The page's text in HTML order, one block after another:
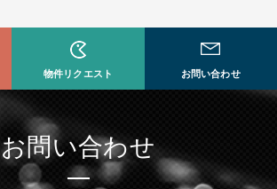
物件リクエスト お問い合わせ
お問い合わせ